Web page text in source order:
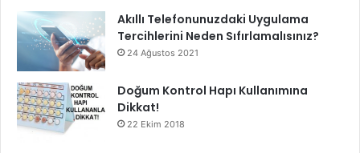
Akıllı Telefonunuzdaki Uygulama
Tercihlerini Neden Sıfırlamalısınız?
24 Ağustos 2021
Doğum Kontrol Hapı Kullanımına
Dikkat!
22 Ekim 2018